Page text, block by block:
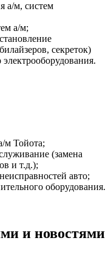
а/м, систем
а/м;
секреток)
м Тойота;
(замена
и т.д.);
авто;
оборудования.
и новостями